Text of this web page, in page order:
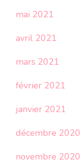
mai 2021
avril 2021
mars 2021
février 2021
janvier 2021
décembre 2020
novembre 2020